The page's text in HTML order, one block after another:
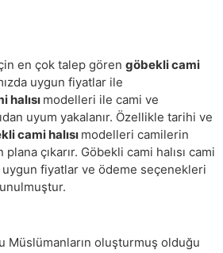
en çok talep gören göbekli cami
uygun fiyatlar ile
halısı modelleri ile cami ve
uyum yakalanır. Özellikle tarihi ve
cami halısı modelleri camilerin
çıkarır. Göbekli cami halısı cami
fiyatlar ve ödeme seçenekleri
Müslümanların oluşturmuş olduğu